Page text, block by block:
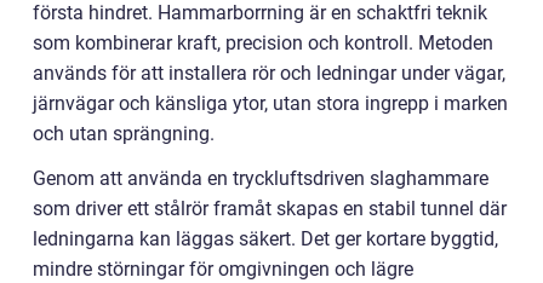
första hindret. Hammarborrning är en schaktfri teknik
som kombinerar kraft, precision och kontroll. Metoden
används för att installera rör och ledningar under vägar,
järnvägar och känsliga ytor, utan stora ingrepp i marken
och utan sprängning.
Genom att använda en tryckluftsdriven slaghammare
som driver ett stålrör framåt skapas en stabil tunnel där
ledningarna kan läggas säkert. Det ger kortare byggtid,
mindre störningar för omgivningen och lägre